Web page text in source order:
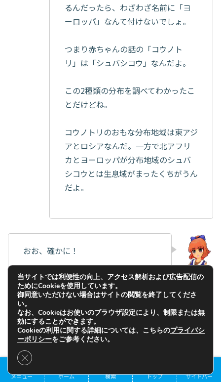
るんだったら、わざわざ名前に「ヨ
ーロッパ」なんて付けないでしょ。
つまり赤ちゃんの話の「コウノト
リ」は「シュバシコウ」なんだよ。
この2種類の分布を調べてわかったこ
とだけどね。
コウノトリのおもな分布地域は東アジ
アとロシアなんだ。一方で北アフリ
カとヨーロッパが分布地域のシュバ
シコウとは生息域がまったくちがうん
だよ。
おお、確かに！
となると、本来はシュバシコウが赤子
を運んでくるという話以外あり得な
いのだな。
メニュー ホーム 検索 トップ サイドバー
当サイトでは利便性の向上、アクセス解析および広告配信の
ためにCookieを使用しています。
御同意いただけない場合はサイトの閲覧を終了してくださ
い。
なお、Cookieはお使いのブラウザ設定により、制限または無
効にすることができます。
Cookieの利用に関する詳細については、こちらのプライバシ
ーポリシーをご参考ください。
Close GDPR Cookie Banner
目次